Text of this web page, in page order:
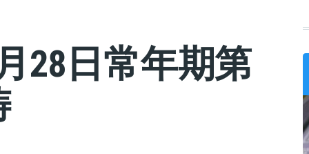
28日常年期第